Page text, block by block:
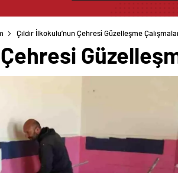
Çıldır İlkokulu’nun Çehresi Güzelleşme